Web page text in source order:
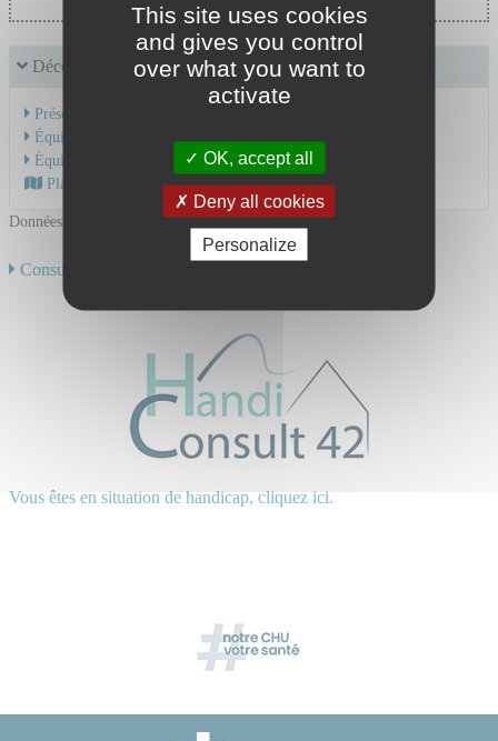
Découvrir le service
Présentation de l'activité
Équipe Médicale
Équipe Soignante
Plan d'accès au CHU
Données mises à jour le 02/10/2024
Consulter toute notre offre de soins
Vous êtes en situation de handicap, cliquez ici.
This site uses cookies
and gives you control
over what you want to
activate
OK, accept all
Deny all cookies
Personalize